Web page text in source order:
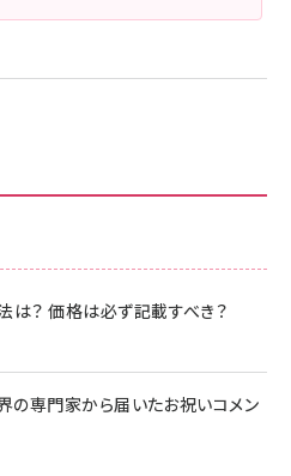
？ 価格は必ず記載すべき？
の専門家から届いたお祝いコメン